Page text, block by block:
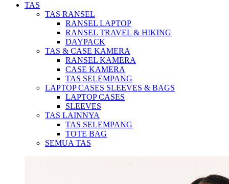
TAS
TAS RANSEL
RANSEL LAPTOP
RANSEL TRAVEL & HIKING
DAYPACK
TAS & CASE KAMERA
RANSEL KAMERA
CASE KAMERA
TAS SELEMPANG
LAPTOP CASES SLEEVES & BAGS
LAPTOP CASES
SLEEVES
TAS LAINNYA
TAS SELEMPANG
TOTE BAG
SEMUA TAS